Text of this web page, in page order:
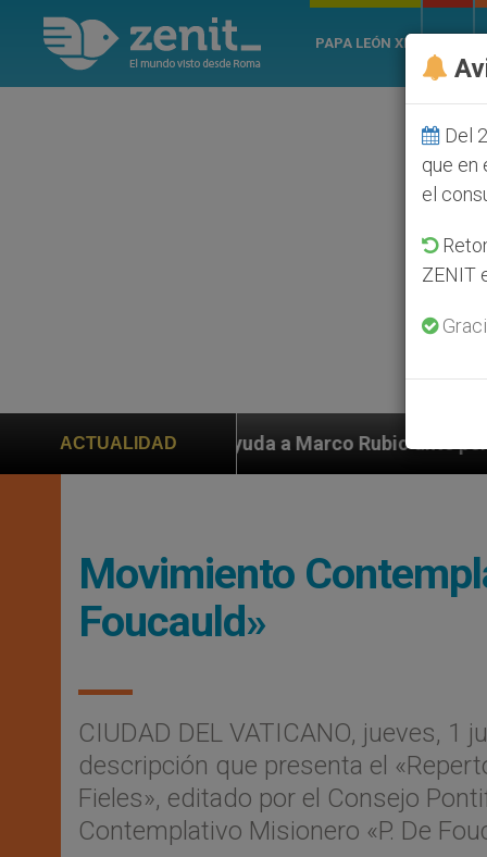
PAPA LEÓN XIV
ACTUALIDAD
ayuda a Marco Rubio ante persecución de colonos
Movimiento
Foucauld»
CIUDAD DEL VATICANO, jueves, 1
descripción que presenta el
Fieles», editado por el Consejo
Contemplativo Misionero «P. De
Del
que en
el
ZENIT